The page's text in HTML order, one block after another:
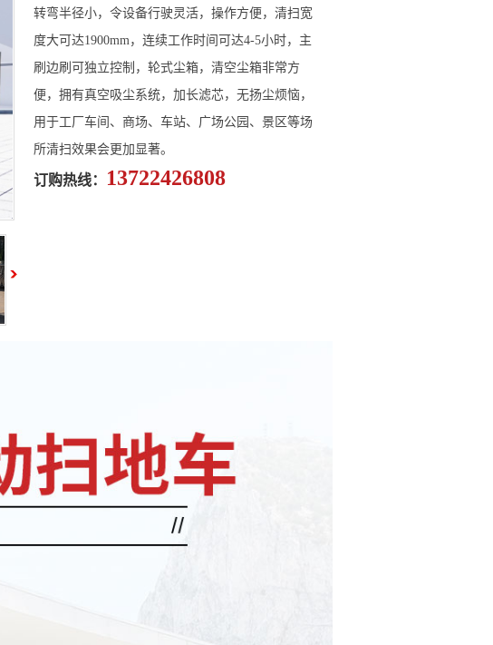
转弯半径小，令设备行驶灵活，操作方便，清扫宽
度大可达1900mm，连续工作时间可达4-5小时，主
刷边刷可独立控制，轮式尘箱，清空尘箱非常方
便，拥有真空吸尘系统，加长滤芯，无扬尘烦恼，
用于工厂车间、商场、车站、广场公园、景区等场
所清扫效果会更加显著。
订购热线： 13722426808